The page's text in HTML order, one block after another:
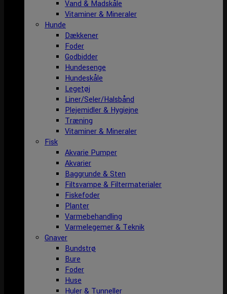
Vand & Madskåle
Vitaminer & Mineraler
Hunde
Dækkener
Foder
Godbidder
Hundesenge
Hundeskåle
Legetøj
Liner/Seler/Halsbånd
Plejemidler & Hygiejne
Træning
Vitaminer & Mineraler
Fisk
Akvarie Pumper
Akvarier
Baggrunde & Sten
Filtsvampe & Filtermaterialer
Fiskefoder
Planter
Varmebehandling
Varmelegemer & Teknik
Gnaver
Bundstrø
Bure
Foder
Huse
Huler & Tunneller